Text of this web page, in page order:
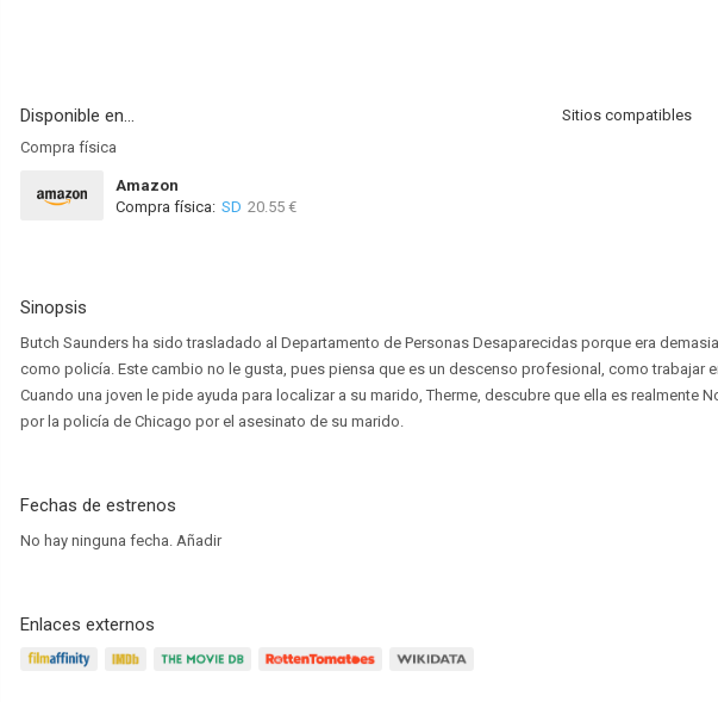
Disponible en...
Sitios compatibles
Compra física
Amazon
Compra física: SD 20.55 €
Sinopsis
Butch Saunders ha sido trasladado al Departamento de Personas Desaparecidas porque era
como policía. Este cambio no le gusta, pues piensa que es un descenso profesional, como trabajar
Cuando una joven le pide ayuda para localizar a su marido, Therme, descubre que ella es realmente
por la policía de Chicago por el asesinato de su marido.
Fechas de estrenos
No hay ninguna fecha. Añadir
Enlaces externos